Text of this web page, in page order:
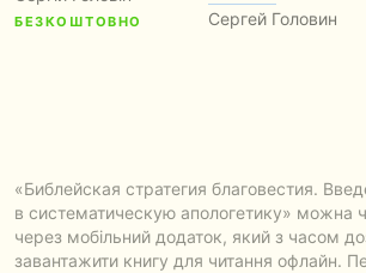
БЕЗКОШТОВНО Сергей Головин
«Библейская стратегия благовестия.
в систематическую апологетику» можна
через мобільний додаток, який з часом
завантажити книгу для читання офлайн.